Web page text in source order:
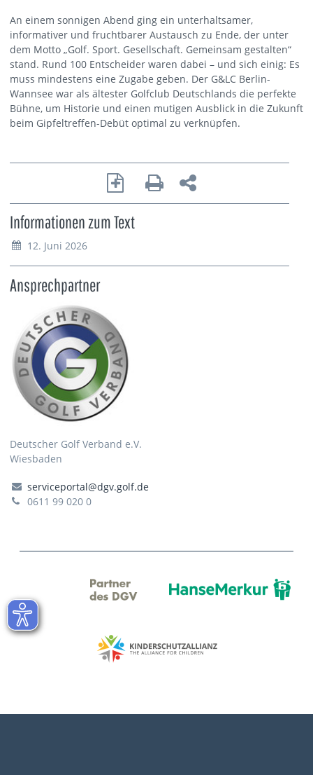
An einem sonnigen Abend ging ein unterhaltsamer,
informativer und fruchtbarer Austausch zu Ende, der unter
dem Motto „Golf. Sport. Gesellschaft. Gemeinsam gestalten“
stand. Rund 100 Entscheider waren dabei – und sich einig: Es
muss mindestens eine Zugabe geben. Der G&LC Berlin-
Wannsee war als ältester Golfclub Deutschlands die perfekte
Bühne, um Historie und einen mutigen Ausblick in die Zukunft
beim Gipfeltreffen-Debüt optimal zu verknüpfen.
Informationen zum Text
12. Juni 2026
Ansprechpartner
Deutscher Golf Verband e.V.
Wiesbaden
serviceportal@dgv.golf.de
0611 99 020 0